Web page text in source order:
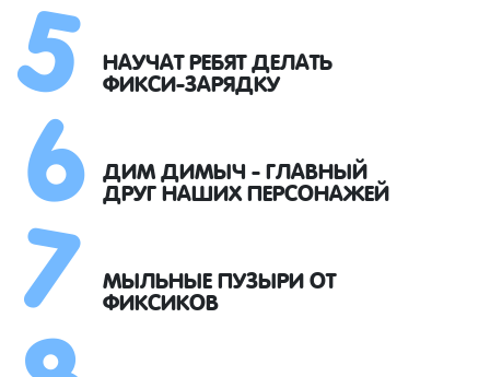
НАУЧАТ РЕБЯТ ДЕЛАТЬ
ФИКСИ-ЗАРЯДКУ
ДИМ ДИМЫЧ - ГЛАВНЫЙ
ДРУГ НАШИХ ПЕРСОНАЖЕЙ
МЫЛЬНЫЕ ПУЗЫРИ ОТ
ФИКСИКОВ